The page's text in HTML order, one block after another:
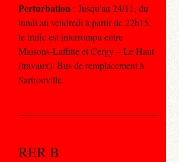
Perturbation : Jusqu'au 24/11, du
lundi au vendredi à partir de 22h15,
le trafic est interrompu entre
Maisons-Laffitte et Cergy – Le Haut
(travaux). Bus de remplacement à
Sartrouville.
RER B